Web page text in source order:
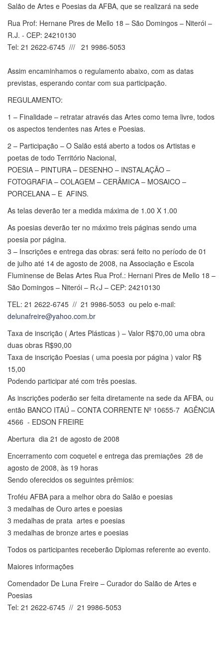
Salão de Artes e Poesias da AFBA, que se realizará na sede
Rua Prof: Hernane Pires de Mello 18 – São Domingos – Niterói –
R.J. - CEP: 24210130
Tel: 21 2622-6745 /// 21 9986-5053
Assim encaminhamos o regulamento abaixo, com as datas
previstas, esperando contar com sua participação.
REGULAMENTO:
1 – Finalidade – retratar através das Artes como tema livre, todos
os aspectos tendentes nas Artes e Poesias.
2 – Participação – O Salão está aberto a todos os Artistas e
poetas de todo Território Nacional,
POESIA – PINTURA – DESENHO – INSTALAÇÃO –
FOTOGRAFIA – COLAGEM – CERÂMICA – MOSAICO –
PORCELANA – E AFINS.
As telas deverão ter a medida máxima de 1.00 X 1.00
As poesias deverão ter no máximo treis páginas sendo uma
poesia por página.
3 – Inscrições e entrega das obras: será feito no período de 01
de julho até 14 de agosto de 2008, na Associação e Escola
Fluminense de Belas Artes Rua Prof.: Hernani Pires de Mello 18 –
São Domingos – Niterói – R<J – CEP: 24210130
TEL: 21 2622-6745 // 21 9986-5053 ou pelo e-mail:
delunafreire@yahoo.com.br
Taxa de inscrição ( Artes Plásticas ) – Valor R$70,00 uma obra
duas obras R$90,00
Taxa de inscrição Poesias ( uma poesia por página ) valor R$
15,00
Podendo participar até com três poesias.
As inscrições poderão ser feita diretamente na sede da AFBA, ou
então BANCO ITAÚ – CONTA CORRENTE Nº 10655-7 AGÊNCIA
4566 - EDSON FREIRE
Abertura dia 21 de agosto de 2008
Encerramento com coquetel e entrega das premiações 28 de
agosto de 2008, às 19 horas
Sendo oferecidos os seguintes prêmios:
Troféu AFBA para a melhor obra do Salão e poesias
3 medalhas de Ouro artes e poesias
3 medalhas de prata artes e poesias
3 medalhas de bronze artes e poesias
Todos os participantes receberão Diplomas referente ao evento.
Maiores informações
Comendador De Luna Freire – Curador do Salão de Artes e
Poesias
Tel: 21 2622-6745 // 21 9986-5053